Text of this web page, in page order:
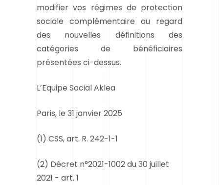
modifier vos régimes de protection
sociale complémentaire au regard
des nouvelles définitions des
catégories de bénéficiaires
présentées ci-dessus.
L’Equipe Social Aklea
Paris, le 31 janvier 2025
(1) CSS, art. R. 242-1-1
(2) Décret n°2021-1002 du 30 juillet
2021 - art. 1